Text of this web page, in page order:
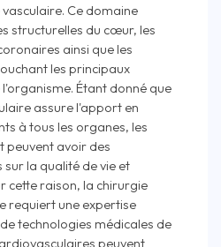
Ce domaine
structurelles du cœur, les
ainsi que les
les principaux
Étant donné que
assure l'apport en
à tous les organes, les
peuvent avoir des
la qualité de vie et
cette raison, la chirurgie
requiert une expertise
technologies médicales de
peuvent